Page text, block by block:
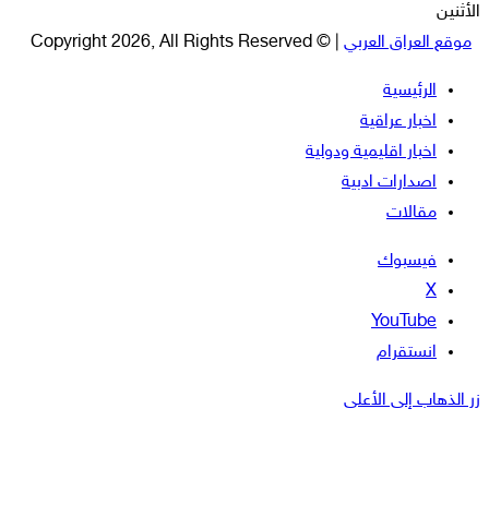
الأثنين
موقع العراق العربي | © Copyright 2026, All Rights Reserved
الرئيسية
اخبار عراقية
اخبار اقليمية ودولية
اصدارات ادبية
مقالات
فيسبوك
‫X
‫YouTube
انستقرام
زر الذهاب إلى الأعلى